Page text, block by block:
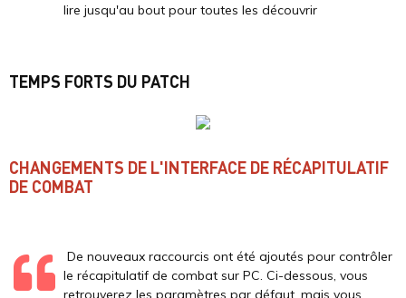
lire jusqu'au bout pour toutes les découvrir
TEMPS FORTS DU PATCH
CHANGEMENTS DE L'INTERFACE DE RÉCAPITULATIF
DE COMBAT
De nouveaux raccourcis ont été ajoutés pour contrôler
le récapitulatif de combat sur PC. Ci-dessous, vous
retrouverez les paramètres par défaut, mais vous